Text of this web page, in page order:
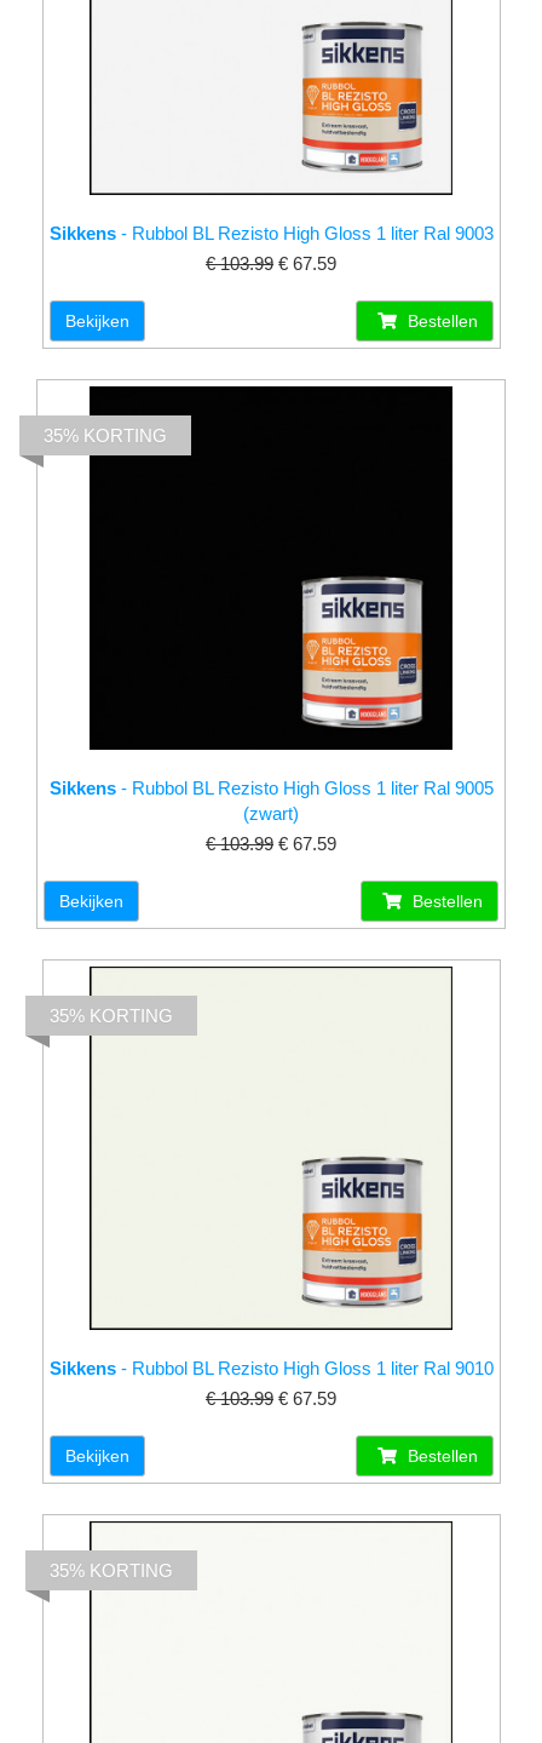
Sikkens- Rubbol BL Rezisto High Gloss 1 liter Ral 9003
€ 103.99 € 67.59
Bekijken Bestellen
Sikkens- Rubbol BL Rezisto High Gloss 1 liter Ral 9005
(zwart)
€ 103.99 € 67.59
35% KORTING
Bekijken Bestellen
Sikkens- Rubbol BL Rezisto High Gloss 1 liter Ral 9010
€ 103.99 € 67.59
35% KORTING
Bekijken Bestellen
35% KORTING